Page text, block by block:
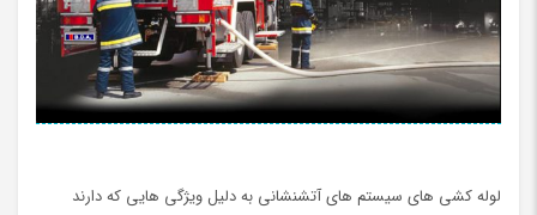
لوله کشی های سیستم های آتشنشانی به دلیل ویژگی هایی که دارند